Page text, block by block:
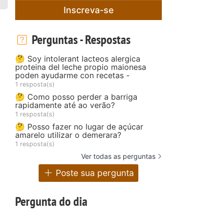
Inscreva-se
Perguntas - Respostas
🤔 Soy intolerant lacteos alergica
proteina del leche propio maionesa
poden ayudarme con recetas -
1 resposta(s)
🤔 Como posso perder a barriga
rapidamente até ao verão?
1 resposta(s)
🤔 Posso fazer no lugar de açúcar
amarelo utilizar o demerara?
1 resposta(s)
Ver todas as perguntas
Poste sua pergunta
Pergunta do dia